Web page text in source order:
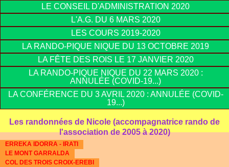
LE CONSEIL D'ADMINISTRATION 2020
L'A.G. DU 6 MARS 2020
LES COURS 2019-2020
LA RANDO-PIQUE NIQUE DU 13 OCTOBRE 2019
LA FÊTE DES ROIS LE 17 JANVIER 2020
LA RANDO-PIQUE NIQUE DU 22 MARS 2020 :
ANNULÉE (COVID-19...)
LA CONFÉRENCE DU 3 AVRIL 2020 : ANNULÉE (COVID-
19...)
Les randonnées de Nicole (accompagnatrice rando de
l'association de 2005 à 2020)
ERREKA IDORRA - IRATI
LE MONT GARRALDA
COL DES TROIS CROIX-EREBI